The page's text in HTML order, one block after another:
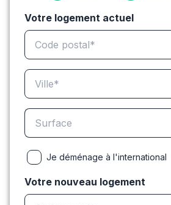
Votre logement actuel
Je déménage à l'international
Votre nouveau logement